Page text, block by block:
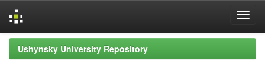
Skip
navigation
Ushynsky University Repository